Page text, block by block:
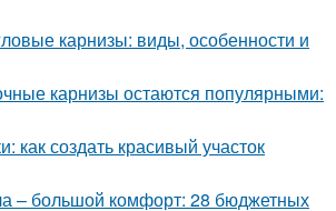
карнизы: виды, особенности и
карнизы остаются популярными:
как создать красивый участок
– большой комфорт: 28 бюджетных